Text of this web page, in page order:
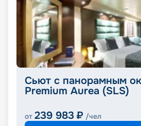
Сьют с панорамным
Premium Aurea (SLS)
от 239 983 ₽ /чел